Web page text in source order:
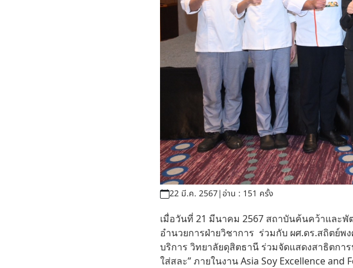
22 มี.ค. 2567|อ่าน : 151 ครั้ง
เมื่อวันที่ 21 มีนาคม 2567 สถาบันค้นคว้าและ
อำนวยการฝ่ายวิชาการ ร่วมกับ ผศ.ดร.สถิต
บริการ วิทยาลัยดุสิตธานี ร่วมจัดแสดงสาธิตกา
ใส่สละ” ภายในงาน Asia Soy Excellence